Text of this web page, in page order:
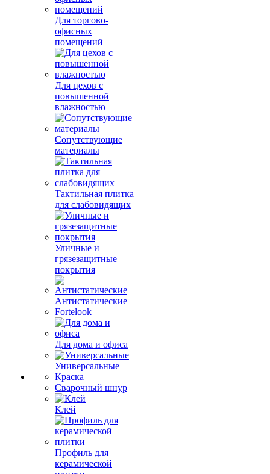
Для торгово-
офисных
помещений
Для цехов с
повышенной
влажностью
Сопутствующие
материалы
Тактильная плитка
для слабовидящих
Уличные и
грязезащитные
покрытия
Антистатические
Fortelook
Для дома и офиса
Универсальные
Краска
Сварочный шнур
Клей
Профиль для
керамической